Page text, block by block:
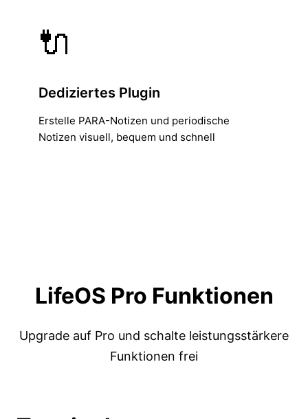
🔌
Dediziertes Plugin
Erstelle PARA-Notizen und periodische
Notizen visuell, bequem und schnell
LifeOS Pro Funktionen
Upgrade auf Pro und schalte leistungsstärkere
Funktionen frei